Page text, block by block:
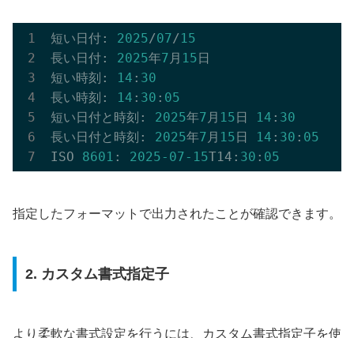
短い日付: 2025/07/15
長い日付: 2025年7 月 15日
短い時刻:
14 : 30
長い時刻:
14 : 30 : 05
短い日付と時刻: 2025年7 月 15日 14 : 30
長い日付と時刻: 2025年7 月 15日 14 : 30 : 05
ISO 8601 : 2025-07-15T14: 30 : 05
指定したフォーマットで出力されたことが確認できます。
2. カスタム書式指定子
より柔軟な書式設定を行うには、カスタム書式指定子を使